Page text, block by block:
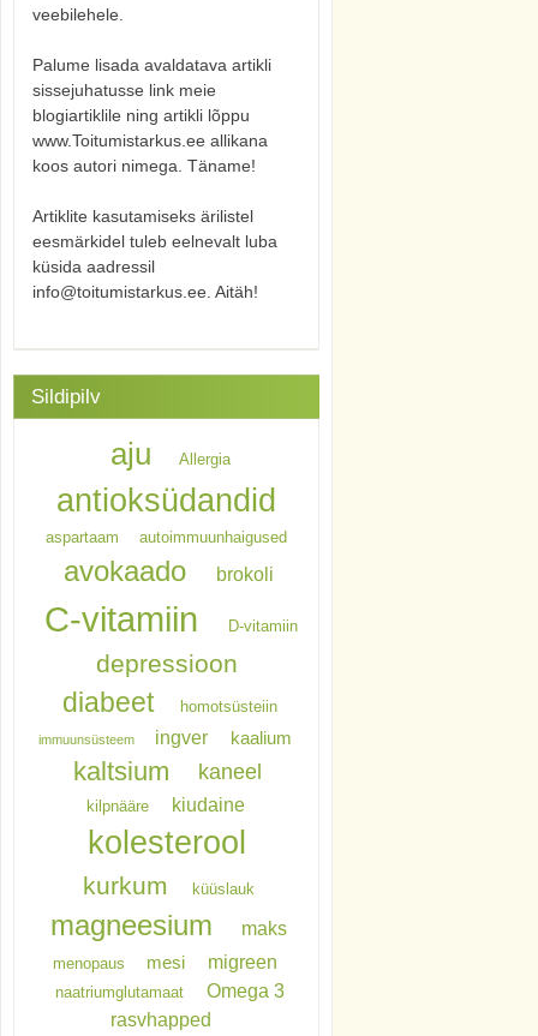
veebilehele.
Palume lisada avaldatava artikli
sissejuhatusse link meie
blogiartiklile ning artikli lõppu
www.Toitumistarkus.ee allikana
koos autori nimega. Täname!
Artiklite kasutamiseks ärilistel
eesmärkidel tuleb eelnevalt luba
küsida aadressil
info@toitumistarkus.ee. Aitäh!
Sildipilv
aju Allergia
antioksüdandid
aspartaam autoimmuunhaigused
avokaado brokoli
C-vitamiin D-vitamiin
depressioon
diabeet homotsüsteiin
immuunsüsteem ingver kaalium
kaltsium kaneel
kilpnääre kiudaine
kolesterool
kurkum küüslauk
magneesium maks
menopaus mesi migreen
naatriumglutamaat
Omega 3
rasvhapped